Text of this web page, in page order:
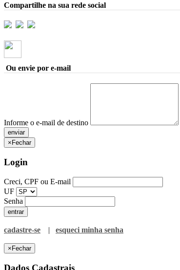
Compartilhe na sua rede social
Ou envie por e-mail
Informe o e-mail de destino
× Fechar
Login
Creci, CPF ou E-mail
UF
Senha
cadastre-se | esqueci minha senha
× Fechar
Dados Cadastrais